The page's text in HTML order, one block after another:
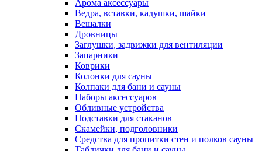
Арома аксессуары
Ведра, вставки, кадушки, шайки
Вешалки
Дровницы
Заглушки, задвижки для вентиляции
Запарники
Коврики
Колонки для сауны
Колпаки для бани и сауны
Наборы аксессуаров
Обливные устройства
Подставки для стаканов
Скамейки, подголовники
Средства для пропитки стен и полков сауны